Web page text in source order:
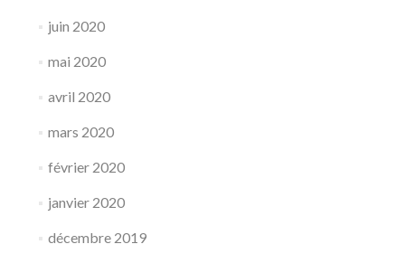
juin 2020
mai 2020
avril 2020
mars 2020
février 2020
janvier 2020
décembre 2019